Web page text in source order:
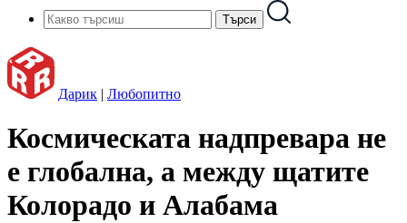
Дарик | Любопитно
Космическата надпревара не
е глобална, а между щатите
Колорадо и Алабама